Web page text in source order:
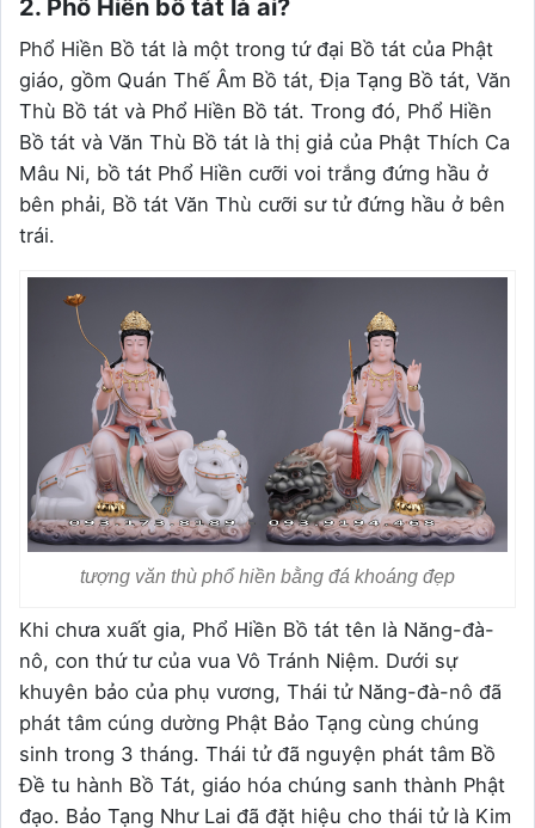
2. Phổ Hiền bồ tát là ai?
Phổ Hiền Bồ tát là một trong tứ đại Bồ tát của Phật
giáo, gồm Quán Thế Âm Bồ tát, Địa Tạng Bồ tát, Văn
Thù Bồ tát và Phổ Hiền Bồ tát. Trong đó, Phổ Hiền
Bồ tát và Văn Thù Bồ tát là thị giả của Phật Thích Ca
Mâu Ni, bồ tát Phổ Hiền cưỡi voi trắng đứng hầu ở
bên phải, Bồ tát Văn Thù cưỡi sư tử đứng hầu ở bên
trái.
tượng văn thù phổ hiền bằng đá khoáng đẹp
Khi chưa xuất gia, Phổ Hiền Bồ tát tên là Năng-đà-
nô, con thứ tư của vua Vô Tránh Niệm. Dưới sự
khuyên bảo của phụ vương, Thái tử Năng-đà-nô đã
phát tâm cúng dường Phật Bảo Tạng cùng chúng
sinh trong 3 tháng. Thái tử đã nguyện phát tâm Bồ
Đề tu hành Bồ Tát, giáo hóa chúng sanh thành Phật
đạo. Bảo Tạng Như Lai đã đặt hiệu cho thái tử là Kim